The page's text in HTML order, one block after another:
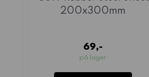
200x300mm
69,-
på lager